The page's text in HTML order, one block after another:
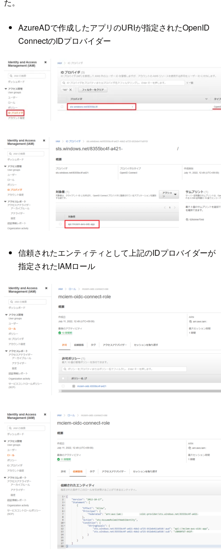
AzureADで作成したアプリのURIが指定されたOpenID
ConnectのIDプロバイダー
信頼されたエンティティとして上記のIDプロバイダーが
指定されたIAMロール